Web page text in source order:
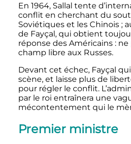
En 1964, Sallal tente
conflit en cherchant du
Soviétiques et les Chinois ;
de Fayçal, qui obtient
réponse des Américains : ne
champ libre aux Russes.
Devant cet échec, Fayçal
scène, et laisse plus de
pour régler le conflit.
par le roi entraînera une
mécontentement qui le
Premier ministre